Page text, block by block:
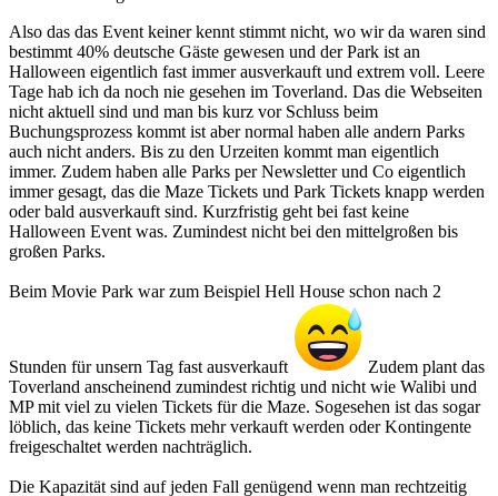
Also das das Event keiner kennt stimmt nicht, wo wir da waren sind
bestimmt 40% deutsche Gäste gewesen und der Park ist an
Halloween eigentlich fast immer ausverkauft und extrem voll. Leere
Tage hab ich da noch nie gesehen im Toverland. Das die Webseiten
nicht aktuell sind und man bis kurz vor Schluss beim
Buchungsprozess kommt ist aber normal haben alle andern Parks
auch nicht anders. Bis zu den Urzeiten kommt man eigentlich
immer. Zudem haben alle Parks per Newsletter und Co eigentlich
immer gesagt, das die Maze Tickets und Park Tickets knapp werden
oder bald ausverkauft sind. Kurzfristig geht bei fast keine
Halloween Event was. Zumindest nicht bei den mittelgroßen bis
großen Parks.
Beim Movie Park war zum Beispiel Hell House schon nach 2
Stunden für unsern Tag fast ausverkauft
Zudem plant das
Toverland anscheinend zumindest richtig und nicht wie Walibi und
MP mit viel zu vielen Tickets für die Maze. Sogesehen ist das sogar
löblich, das keine Tickets mehr verkauft werden oder Kontingente
freigeschaltet werden nachträglich.
Die Kapazität sind auf jeden Fall genügend wenn man rechtzeitig